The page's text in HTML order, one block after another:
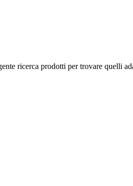
ricerca prodotti per trovare quelli